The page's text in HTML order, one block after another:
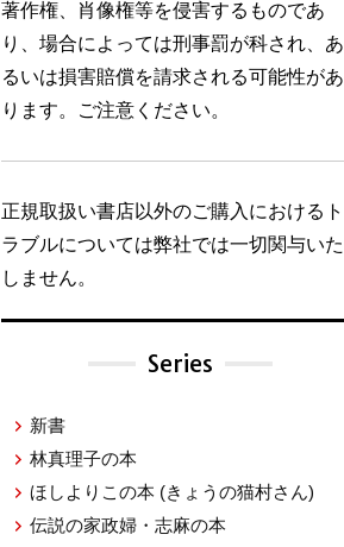
著作権、肖像権等を侵害するものであ
り、場合によっては刑事罰が科され、あ
るいは損害賠償を請求される可能性があ
ります。ご注意ください。
正規取扱い書店以外のご購入におけるト
ラブルについては弊社では一切関与いた
しません。
Series
新書
林真理子の本
ほしよりこの本 (きょうの猫村さん)
伝説の家政婦・志麻の本